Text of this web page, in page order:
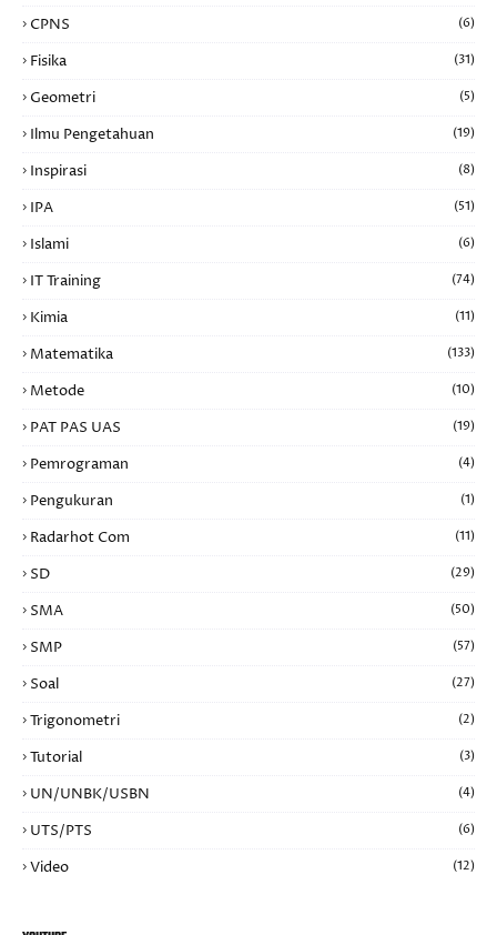
CPNS (6)
Fisika (31)
Geometri (5)
Ilmu Pengetahuan (19)
Inspirasi (8)
IPA (51)
Islami (6)
IT Training (74)
Kimia (11)
Matematika (133)
Metode (10)
PAT PAS UAS (19)
Pemrograman (4)
Pengukuran (1)
Radarhot Com (11)
SD (29)
SMA (50)
SMP (57)
Soal (27)
Trigonometri (2)
Tutorial (3)
UN/UNBK/USBN (4)
UTS/PTS (6)
Video (12)